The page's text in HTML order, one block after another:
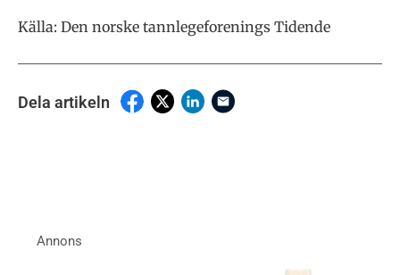
Källa: Den norske tannlegeforenings Tidende
Dela artikeln